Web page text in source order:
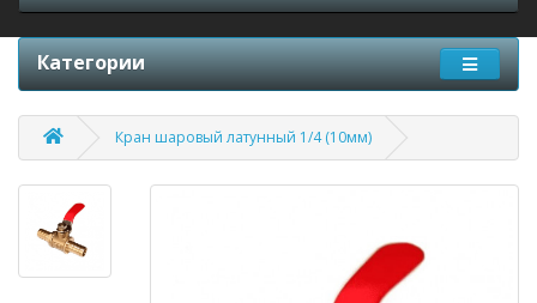
Категории
Кран шаровый латунный 1/4 (10мм)